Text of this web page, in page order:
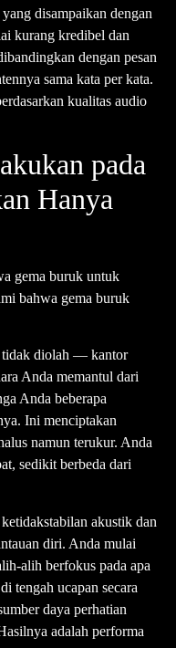
disampaikan dengan
kurang kredibel dan
dengan pesan
sama kata per kata.
kualitas audio
pada
Hanya
gema buruk untuk
bahwa gema buruk
tidak diolah — kantor
Anda memantul dari
Anda beberapa
Ini menciptakan
namun terukur. Anda
sedikit berbeda dari
akustik dan
diri. Anda mulai
alih berfokus pada apa
tengah ucapan secara
daya perhatian
adalah performa